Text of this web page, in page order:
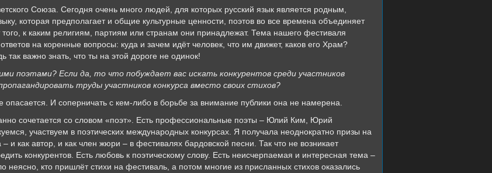
Союза. Сегодня очень много людей, для которых русский язык является родным,
которая предполагает и общие культурные ценности, поэтов во все времена объединяет
к каким религиям, партиям или странам они принадлежат. Тема нашего фестиваля
на коренные вопросы: куда и зачем идёт человек, что им движет, каков его Храм?
важно знать, что ты на этой дороге не одинок!
поэтами? Если да, то что побуждает вас искать конкурентов среди участников
труды участников конкурса вместо своих стихов?
И соперничать с кем-либо в борьбе за внимание публики она не намерена.
сочетается со словом «поэт». Есть профессиональные поэты – Юлий Ким, Юрий
участвуем в поэтических международных конкурсах. Я получала неоднократно призы на
и как автор, и как член жюри – в фестивалях бардовской песни. Так что не возникает
конкурентов. Есть любовь к поэтическому слову. Есть неисчерпаемая и интересная тема –
неясно, кто пришлёт стихи на фестиваль, а потом многие из присланных стихов оказались